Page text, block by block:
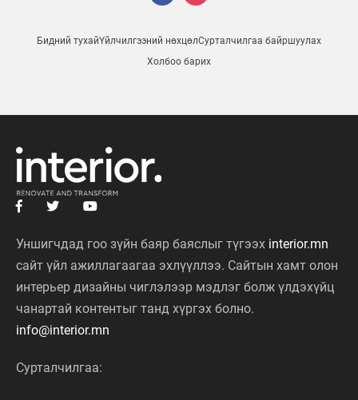
Бидний тухайҮйлчилгээний нөхцөлСурталчилгаа байршуулах
Холбоо барих
Уншигчдад гоо зүйн баяр баяслыг түгээх interior.mn
сайт үйл ажиллагаагаа эхлүүллээ. Сайтын хамт олон
интерьер дизайны чиглэлээр мэдлэг болж үлдэхүйц
чанартай контентыг танд хүргэх болно.
info@interior.mn
Сурталчилгаа: